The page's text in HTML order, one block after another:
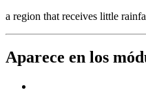
a region that receives little
Aparece en los